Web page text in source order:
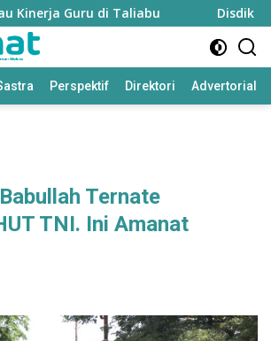
Guru di Taliabu Disdik
Perspektif Direktori Advertorial
Ternate
TNI. Ini Amanat